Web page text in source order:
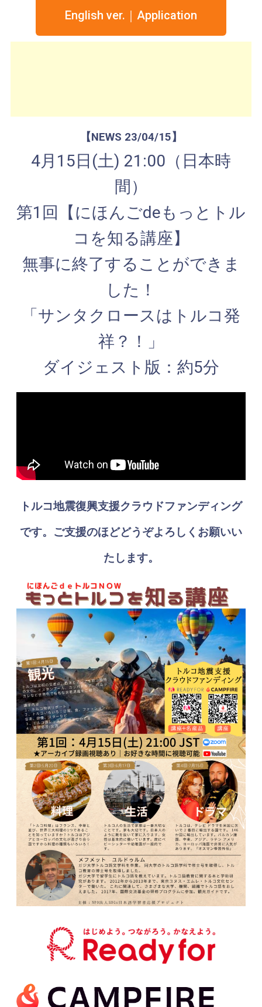
English ver.｜Application
【NEWS 23/04/15】
4月15日(土) 21:00（日本時
間）
第1回【にほんごdeもっとトル
コを知る講座】
無事に終了することができま
した！
「サンタクロースはトルコ発
祥？！」
ダイジェスト版：約5分
トルコ地震復興支援クラウドファンディング
です。ご支援のほどどうぞよろしくお願いい
たします。